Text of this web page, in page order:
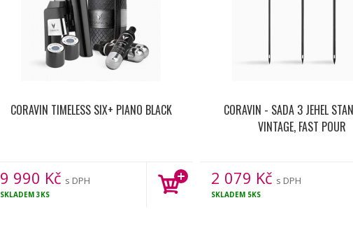
CORAVIN TIMELESS SIX+ PIANO BLACK
9 990 Kč s DPH
SKLADEM3KS
CORAVIN - SADA 3 JEHEL
VINTAGE, FAST POUR
2 079 Kč s DPH
SKLADEM 5KS